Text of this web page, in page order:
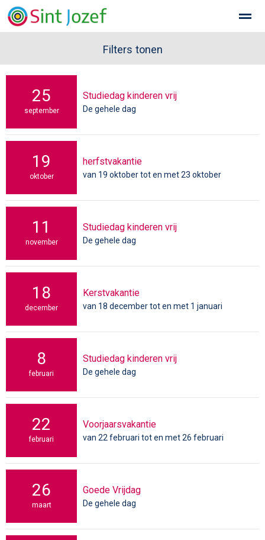
Welkom bij Sint Jozef school voor katholiek basisonderwijs
Home Zoeken Nieuws
Filters tonen
25
september
Studiedag kinderen vrij
De gehele dag
19
oktober
herfstvakantie
van 19 oktober tot en met 23 oktober
11
november
Studiedag kinderen vrij
De gehele dag
18
december
Kerstvakantie
van 18 december tot en met 1 januari
8
februari
Studiedag kinderen vrij
De gehele dag
22
februari
Voorjaarsvakantie
van 22 februari tot en met 26 februari
26
maart
Goede Vrijdag
De gehele dag